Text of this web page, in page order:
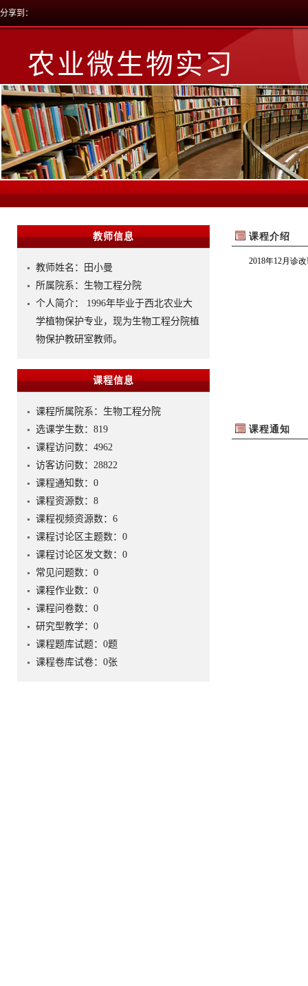
分享到：
农业微生物实习
教师信息
教师姓名：田小曼
所属院系：生物工程分院
个人简介：1996年毕业于西北农业大
学植物保护专业，现为生物工程分院植
物保护教研室教师。
课程信息
课程所属院系：生物工程分院
选课学生数：819
课程访问数： 4962
访客访问数： 28822
课程通知数： 0
课程资源数： 8
课程视频资源数： 6
课程讨论区主题数： 0
课程讨论区发文数： 0
常见问题数： 0
课程作业数： 0
课程问卷数： 0
研究型教学： 0
课程题库试题： 0题
课程卷库试卷： 0张